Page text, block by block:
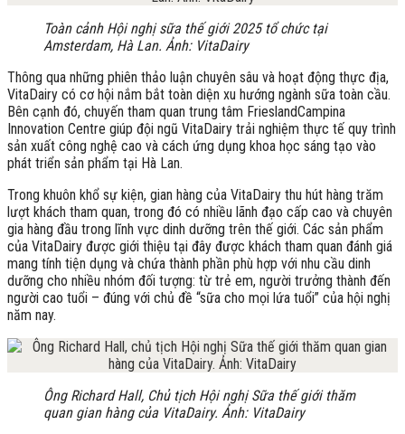
Toàn cảnh Hội nghị sữa thế giới 2025 tổ chức tại
Amsterdam, Hà Lan. Ảnh: VitaDairy
Thông qua những phiên thảo luận chuyên sâu và hoạt động thực địa,
VitaDairy có cơ hội nắm bắt toàn diện xu hướng ngành sữa toàn cầu.
Bên cạnh đó, chuyến tham quan trung tâm FrieslandCampina
Innovation Centre giúp đội ngũ VitaDairy trải nghiệm thực tế quy trình
sản xuất công nghệ cao và cách ứng dụng khoa học sáng tạo vào
phát triển sản phẩm tại Hà Lan.
Trong khuôn khổ sự kiện, gian hàng của VitaDairy thu hút hàng trăm
lượt khách tham quan, trong đó có nhiều lãnh đạo cấp cao và chuyên
gia hàng đầu trong lĩnh vực dinh dưỡng trên thế giới. Các sản phẩm
của VitaDairy được giới thiệu tại đây được khách tham quan đánh giá
mang tính tiện dụng và chứa thành phần phù hợp với nhu cầu dinh
dưỡng cho nhiều nhóm đối tượng: từ trẻ em, người trưởng thành đến
người cao tuổi – đúng với chủ đề “sữa cho mọi lứa tuổi” của hội nghị
năm nay.
Ông Richard Hall, Chủ tịch Hội nghị Sữa thế giới thăm
quan gian hàng của VitaDairy. Ảnh: VitaDairy